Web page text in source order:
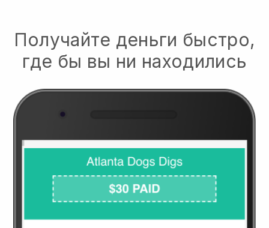
Получайте деньги быстро,
где бы вы ни находились